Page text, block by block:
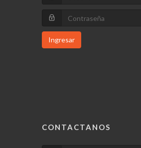
Ingresar
CONTACTANOS